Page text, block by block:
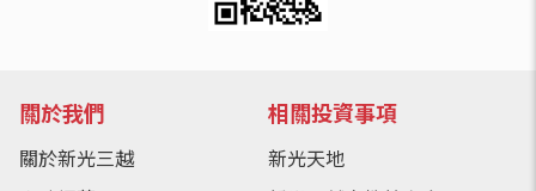
關於我們
關於新光三越
相關投資事項
新光天地